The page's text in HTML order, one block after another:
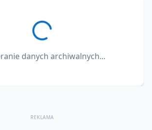
danych archiwalnych...
REKLAMA